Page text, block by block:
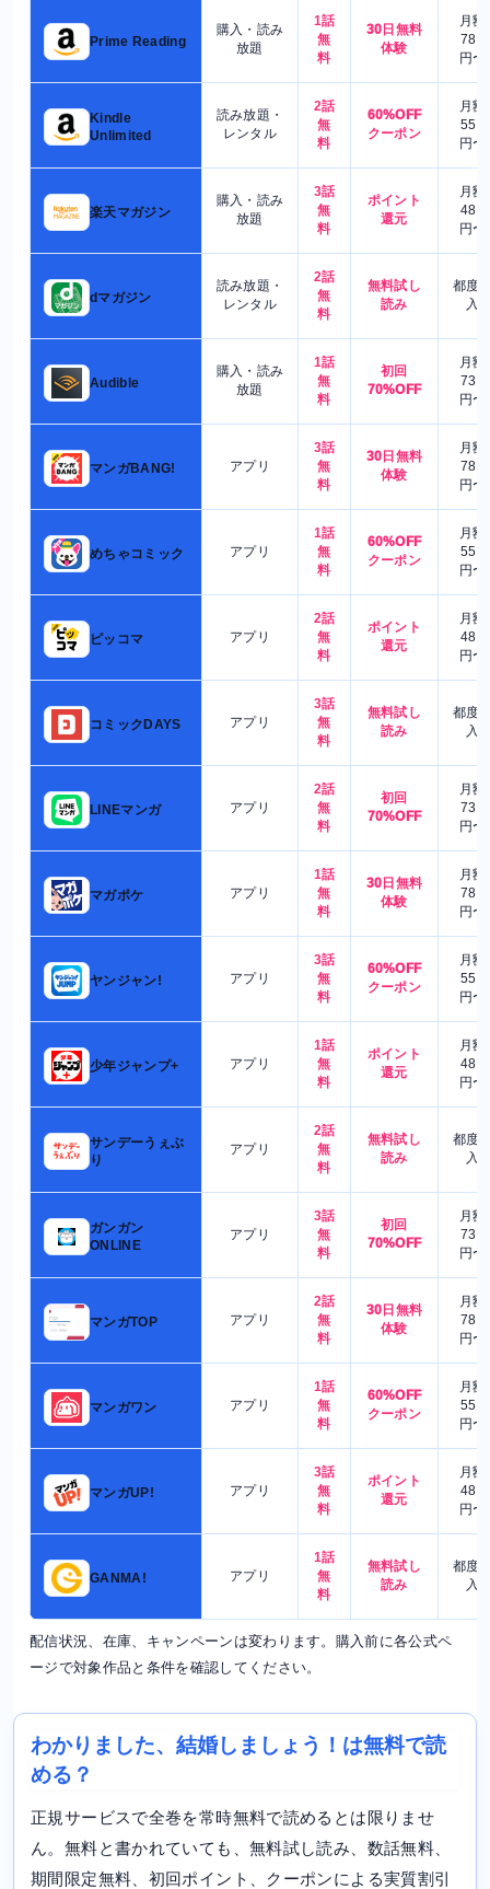
Prime Reading
購入・読み
放題
1話
無
料
30日無料
体験
月額
780
円〜
Kindle
Unlimited
読み放題・
レンタル
2話
無
料
60%OFF
クーポン
月額
550
円〜
楽天マガジン
購入・読み
放題
3話
無
料
ポイント
還元
月額
480
円〜
dマガジン
読み放題・
レンタル
2話
無
料
無料試し
読み
都度
入
Audible
購入・読み
放題
1話
無
料
初回
70%OFF
月額
730
円〜
マンガBANG! アプリ
3話
無
料
30日無料
体験
月額
780
円〜
めちゃコミック アプリ
1話
無
料
60%OFF
クーポン
月額
550
円〜
ピッコマ アプリ
2話
無
料
ポイント
還元
月額
480
円〜
コミックDAYS アプリ
3話
無
料
無料試し
読み
都度
入
LINEマンガ アプリ
2話
無
料
初回
70%OFF
月額
730
円〜
マガポケ アプリ
1話
無
料
30日無料
体験
月額
780
円〜
ヤンジャン! アプリ
3話
無
料
60%OFF
クーポン
月額
550
円〜
少年ジャンプ+ アプリ
1話
無
料
ポイント
還元
月額
480
円〜
サンデーうぇぶ
り
アプリ
2話
無
料
無料試し
読み
都度
入
ガンガン
ONLINE
アプリ
3話
無
料
初回
70%OFF
月額
730
円〜
マンガTOP アプリ
2話
無
料
30日無料
体験
月額
780
円〜
マンガワン アプリ
1話
無
料
60%OFF
クーポン
月額
550
円〜
マンガUP! アプリ
3話
無
料
ポイント
還元
月額
480
円〜
GANMA! アプリ
1話
無
料
無料試し
読み
都度
入
配信状況、在庫、キャンペーンは変わります。購入前に各公式ペ
ージで対象作品と条件を確認してください。
わかりました、結婚しましょう！は無料で読
める？
正規サービスで全巻を常時無料で読めるとは限りませ
ん。無料と書かれていても、無料試し読み、数話無料、
期間限定無料、初回ポイント、クーポンによる実質割引